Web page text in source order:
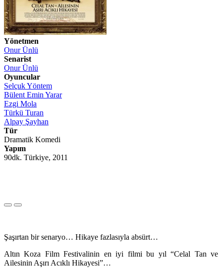
Yönetmen
Onur Ünlü
Senarist
Onur Ünlü
Oyuncular
Selçuk Yöntem
Bülent Emin Yarar
Ezgi Mola
Türkü Turan
Alpay Şayhan
Tür
Dramatik Komedi
Yapım
90dk. Türkiye, 2011
Şaşırtan bir senaryo… Hikaye fazlasıyla absürt…
Altın Koza Film Festivalinin en iyi filmi bu yıl “Celal Tan ve
Ailesinin Aşırı Acıklı Hikayesi”…